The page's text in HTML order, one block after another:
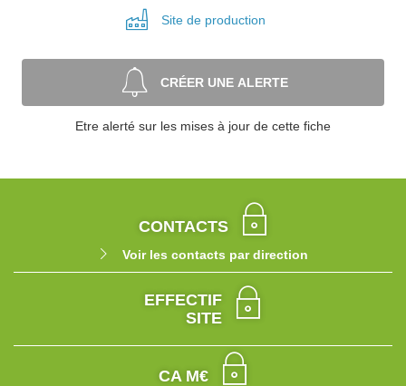
Site de production
CRÉER UNE ALERTE
Etre alerté sur les mises à jour de cette fiche
CONTACTS
Voir les contacts par direction
EFFECTIF
SITE
CA M€